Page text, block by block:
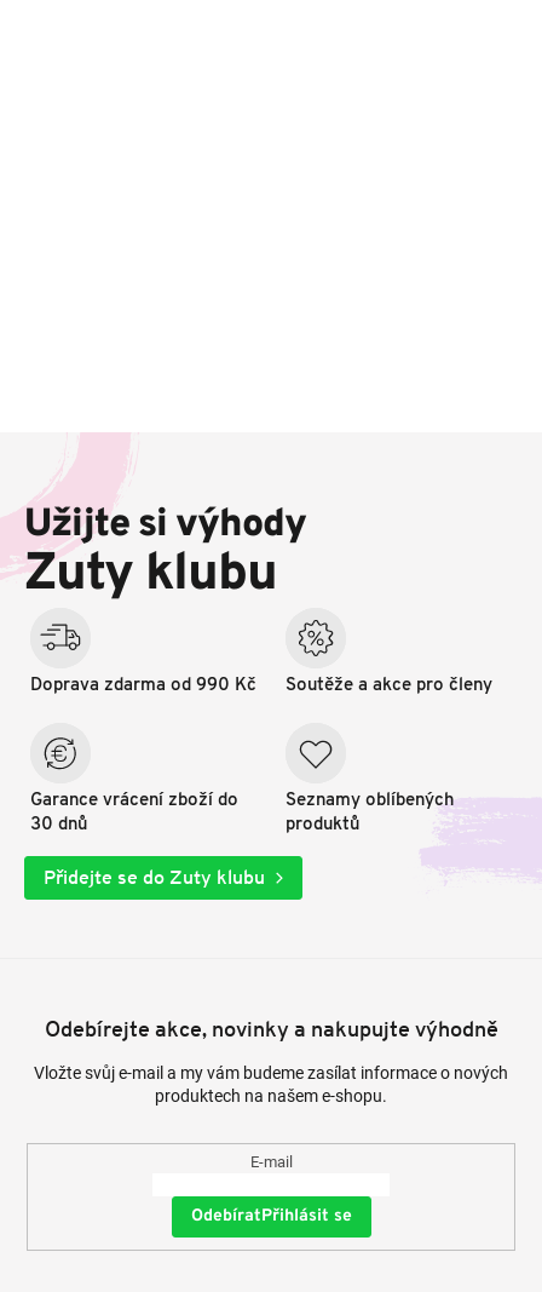
a
í
Užijte si výhody
Zuty klubu
Doprava zdarma od 990 Kč
Garance vrácení zboží do
30 dnů
Soutěže a akce pro členy
Seznamy oblíbených
produktů
Přidejte se do Zuty klubu
Odebírejte akce, novinky a nakupujte výhodně
Vložte svůj e-mail a my vám budeme zasílat informace o nových
produktech na našem e-shopu.
E-mail
Přihlásit se